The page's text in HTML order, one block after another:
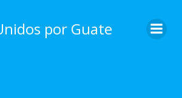
content
por Guate